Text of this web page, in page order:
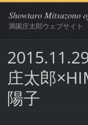
Showtaro Mitsuzono
満園庄太郎ウェブサイト
庄太郎
陽子